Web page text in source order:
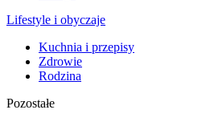
Lifestyle i obyczaje
Kuchnia i przepisy
Zdrowie
Rodzina
Pozostałe